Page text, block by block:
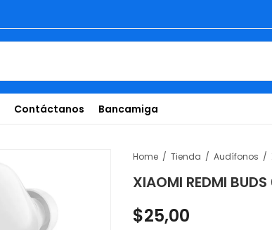
Contáctanos Bancamiga
Home Tienda Audífonos
XIAOMI REDMI
$25,00